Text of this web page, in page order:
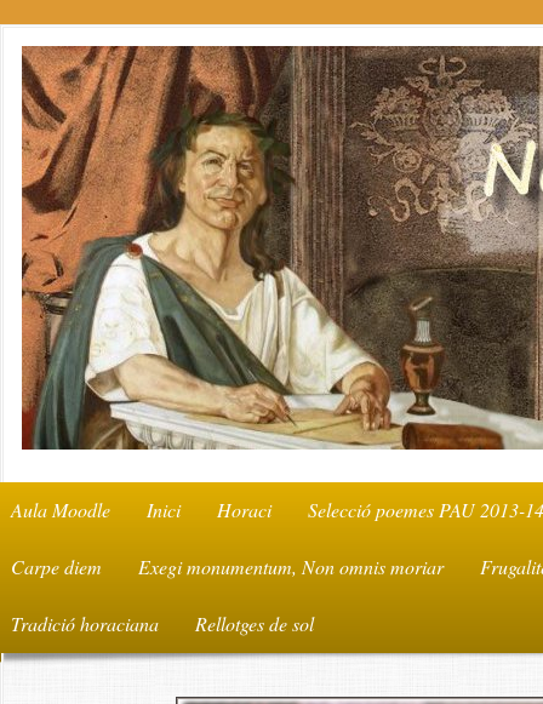
Aula Moodle Inici Horaci Selecció poemes PAU 2013-14
Carpe diem Exegi monumentum, Non omnis moriar
Tradició horaciana Rellotges de sol